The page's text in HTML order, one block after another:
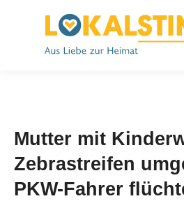
Mutter mit
Zebrastreifen
PKW-Fahrer